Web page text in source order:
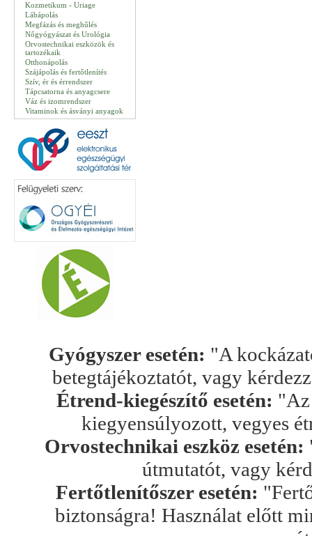
Kozmetikum - Uriage
Lábápolás
Megfázás és meghűlés
Nőgyógyászat és Urológia
Orvostechnikai eszközök és
tartozékaik
Otthonápolás
Szájápolás és fertőtlenítés
Szív, ér és érrendszer
Tápcsatorna és anyagcsere
Váz és izomrendszer
Vitaminok és ásványi anyagok
Gyógyszer esetén: "A
betegtájékoztatót, vagy
Étrend-kiegészítő esetén: "Az
kiegyensúlyozott, vegyes
Orvostechnikai eszköz esetén:
útmutatót, vagy
Fertőtlenítőszer esetén:
biztonságra! Használat előtt